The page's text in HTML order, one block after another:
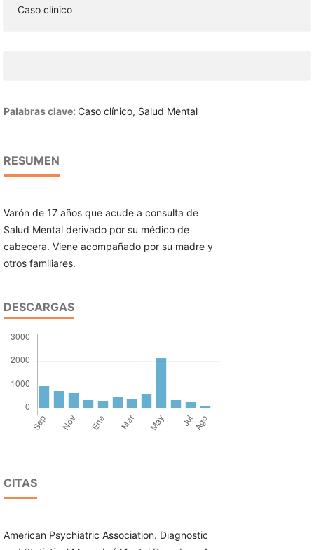
Caso clínico
Palabras clave: Caso clínico, Salud Mental
RESUMEN
Varón de 17 años que acude a consulta de
Salud Mental derivado por su médico de
cabecera. Viene acompañado por su madre y
otros familiares.
DESCARGAS
CITAS
American Psychiatric Association. Diagnostic